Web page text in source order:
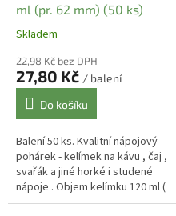
ml (pr. 62 mm) (50 ks)
Skladem
22,98 Kč bez DPH
27,80 Kč / balení
Do košíku
Balení 50 ks. Kvalitní nápojový
pohárek - kelímek na kávu , čaj ,
svařák a jiné horké i studené
nápoje . Objem kelímku 120 ml (
po okraj) , užitný objem cca 80